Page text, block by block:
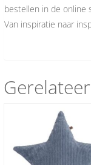
bestellen in de online
Van inspiratie naar